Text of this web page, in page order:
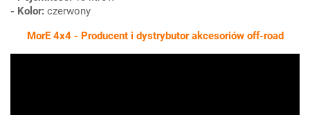
- Kolor: czerwony
MorE 4x4 - Producent i dystrybutor akcesoriów off-road